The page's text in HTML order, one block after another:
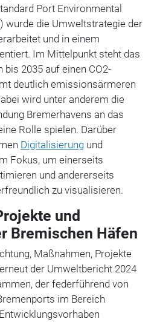
Port Environmental
wurde die Umweltstrategie der
und in einem
Im Mittelpunkt steht das
bis 2035 auf einen CO2-
deutlich emissionsärmeren
wird unter anderem die
Bremerhavens an das
Rolle spielen. Darüber
Digitalisierungund
Fokus, um einerseits
und andererseits
zu visualisieren.
und
Bremischen Häfen
Maßnahmen, Projekte
der Umweltbericht 2024
der federführend von
im Bereich